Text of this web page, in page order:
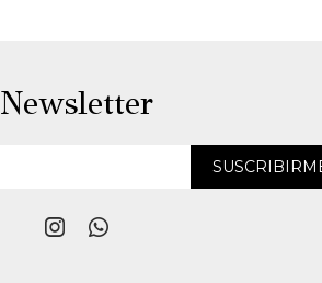
Newsletter
 